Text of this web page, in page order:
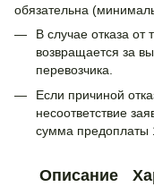
обязательна
В случае отказа от
возвращается за
перевозчика.
Если причиной
несоответствие
сумма предоплаты
Описание